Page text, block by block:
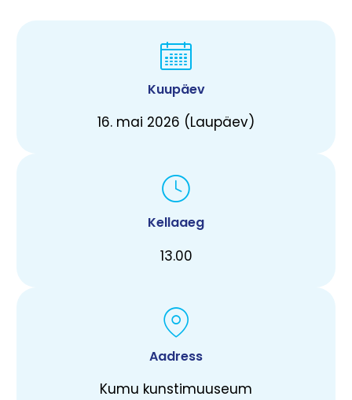
Kuupäev
16. mai 2026 (Laupäev)
Kellaaeg
13.00
Aadress
Kumu kunstimuuseum